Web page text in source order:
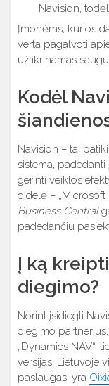
Navision,
Įmonėms, kurios
verta pagalvoti
užtikrinamas
Kodėl
Navision – tai
sistema,
gerinti veiklos
didelė –
Business Central
padedančiu
Į ką
diegimo?
Norint įsidiegti
diegimo
„Dynamics NAV“,
versijas. Lietuvoje
paslaugas, yra